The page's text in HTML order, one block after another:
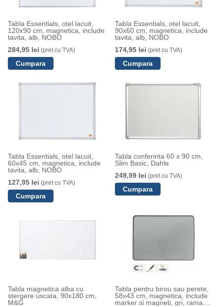
Tabla Essentials, otel lacuit,
120x90 cm, magnetica, include
tavita, alb, NOBO
284,95 lei (pret cu TVA)
Tabla Essentials, otel lacuit,
90x60 cm, magnetica, include
tavita, alb, NOBO
174,95 lei (pret cu TVA)
Tabla Essentials, otel lacuit,
60x45 cm, magnetica, include
tavita, alb, NOBO
127,95 lei (pret cu TVA)
Tabla conferinta 60 x 90 cm,
Slim Basic, Dahle
249,99 lei (pret cu TVA)
Tabla magnetica alba cu
stergere uscata, 90x180 cm,
M&G
Tabla pentru birou sau perete,
58x43 cm, magnetica, include
marker si magneti, gri, rama